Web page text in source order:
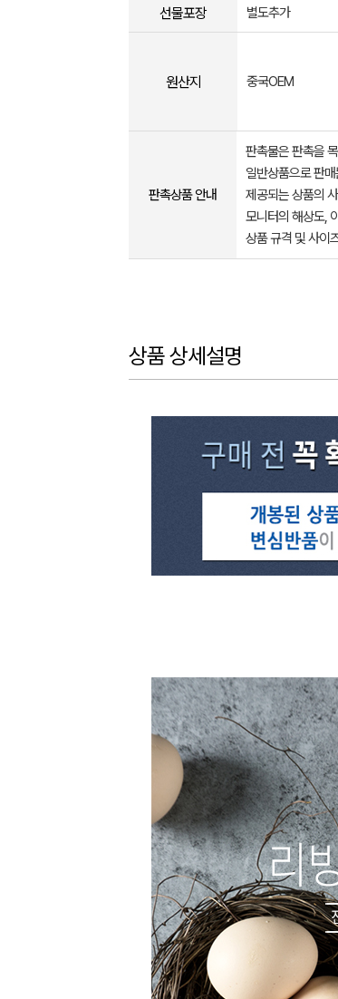
선물포장 별도추가
원산지 중국OEM
판촉상품 안내
판촉물은 판촉을
일반상품으로 판
제공되는 상품의
모니터의 해상도,
상품 규격 및 사이
상품 상세설명